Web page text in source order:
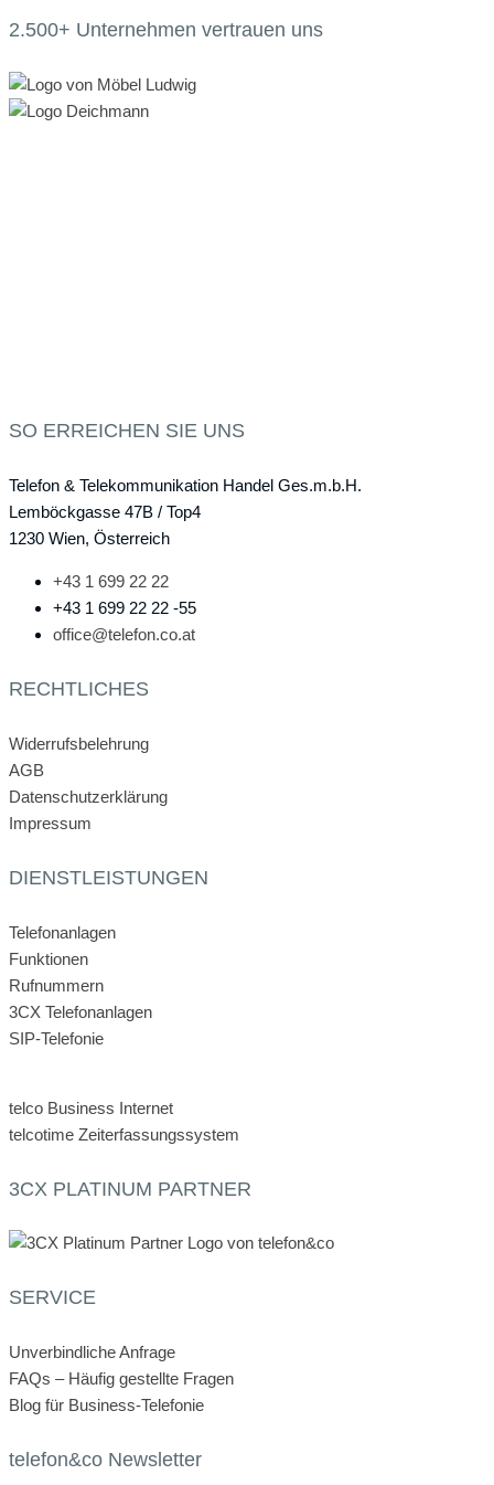
2.500+ Unternehmen vertrauen uns
SO ERREICHEN SIE UNS
Telefon & Telekommunikation Handel Ges.m.b.H.
Lemböckgasse 47B / Top4
1230 Wien, Österreich
+43 1 699 22 22
+43 1 699 22 22 -55
office@telefon.co.at
RECHTLICHES
Widerrufsbelehrung
AGB
Datenschutzerklärung
Impressum
DIENSTLEISTUNGEN
Telefonanlagen
Funktionen
Rufnummern
3CX Telefonanlagen
SIP-Telefonie
telco Business Internet
telcotime Zeiterfassungssystem
3CX PLATINUM PARTNER
SERVICE
Unverbindliche Anfrage
FAQs – Häufig gestellte Fragen
Blog für Business-Telefonie
telefon&co Newsletter